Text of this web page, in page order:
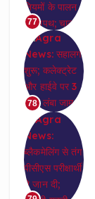
77
78